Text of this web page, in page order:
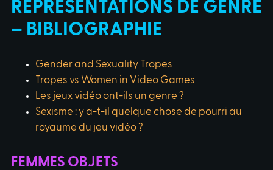
REPRÉSENTATIONS DE GENRE
– BIBLIOGRAPHIE
Gender and Sexuality Tropes
Tropes vs Women in Video Games
Les jeux vidéo ont-ils un genre ?
Sexisme : y a-t-il quelque chose de pourri au
royaume du jeu vidéo ?
FEMMES OBJETS